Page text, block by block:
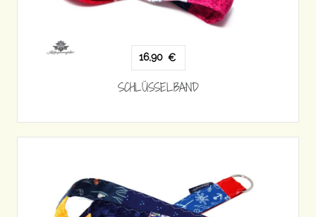
16,90 €
SCHLÜSSELBAND